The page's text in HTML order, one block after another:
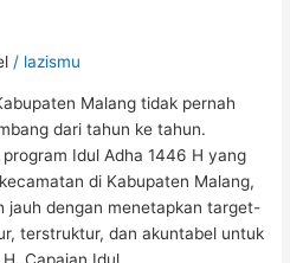
/ lazismu
Malang tidak pernah
dari tahun ke tahun.
Idul Adha 1446 H yang
di Kabupaten Malang,
jauh dengan menetapkan target-
terstruktur, dan akuntabel untuk